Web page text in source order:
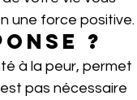
une force positive.
?
à la peur, permet
pas nécessaire